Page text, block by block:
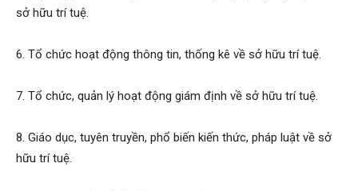
sở hữu trí tuệ.
6. Tổ chức hoạt động thông tin, thống kê về sở hữu trí tuệ.
7. Tổ chức, quản lý hoạt động giám định về sở hữu trí tuệ.
8. Giáo dục, tuyên truyền, phổ biến kiến thức, pháp luật về sở
hữu trí tuệ.